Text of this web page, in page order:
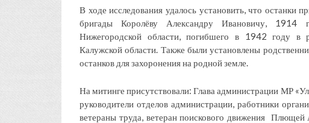
В ходе исследования удалось установить, что останки
бригады Королёву Александру Ивановичу, 1914
Нижегородской области, погибшего в 1942 году в
Калужской области. Также были установлены
останков для захоронения на родной земле.
На митинге присутствовали: Глава администрации МР
руководители отделов администрации, работники
ветераны труда, ветеран поискового движения